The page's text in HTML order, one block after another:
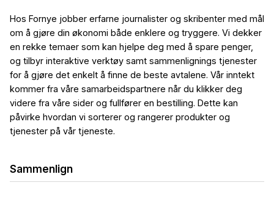
Hos Fornye jobber erfarne journalister og skribenter med mål
om å gjøre din økonomi både enklere og tryggere. Vi dekker
en rekke temaer som kan hjelpe deg med å spare penger,
og tilbyr interaktive verktøy samt sammenlignings tjenester
for å gjøre det enkelt å finne de beste avtalene. Vår inntekt
kommer fra våre samarbeidspartnere når du klikker deg
videre fra våre sider og fullfører en bestilling. Dette kan
påvirke hvordan vi sorterer og rangerer produkter og
tjenester på vår tjeneste.
Sammenlign